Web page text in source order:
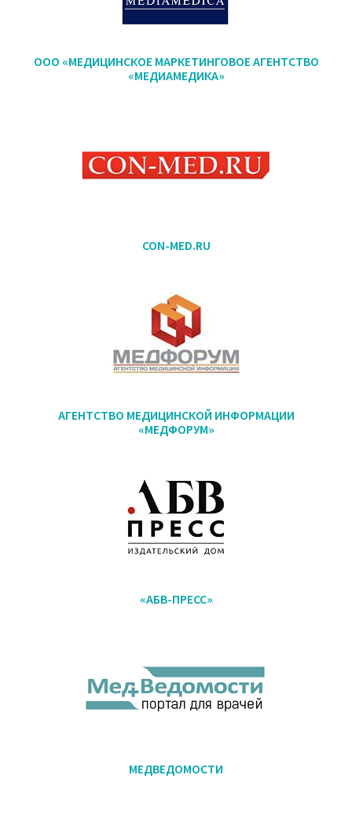
ООО «МЕДИЦИНСКОЕ МАРКЕТИНГОВОЕ АГЕНТСТВО
«МЕДИАМЕДИКА»
CON-MED.RU
АГЕНТСТВО МЕДИЦИНСКОЙ ИНФОРМАЦИИ
«МЕДФОРУМ»
«АБВ-ПРЕСС»
МЕДВЕДОМОСТИ